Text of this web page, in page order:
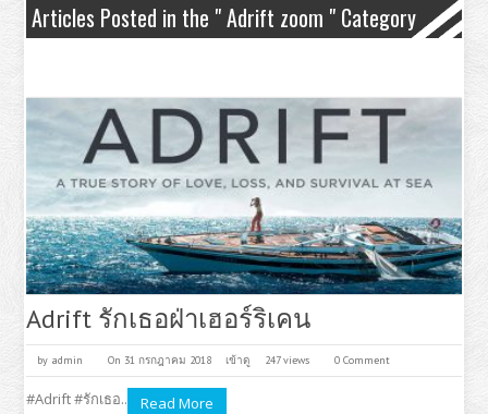
Articles Posted in the " Adrift zoom " Category
Adrift รักเธอฝ่าเฮอร์ริเคน
by admin On 31 กรกฎาคม 2018 เข้าดู 247 views 0 Comment
#Adrift #รักเธอ.. Read More